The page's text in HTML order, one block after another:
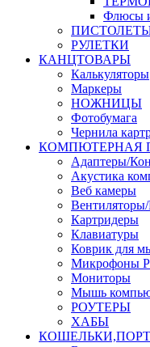
Флюсы
РУЛЕТКИ
КАНЦТОВАРЫ
Калькуляторы
Маркеры
НОЖНИЦЫ
Фотобумага
Чернила
КОМПЮТЕРНАЯ
Адаптеры/
Акустика
Веб камеры
Картридеры
Клавиатуры
Коврик для
Микрофоны
Мониторы
Мышь
РОУТЕРЫ
ХАБЫ